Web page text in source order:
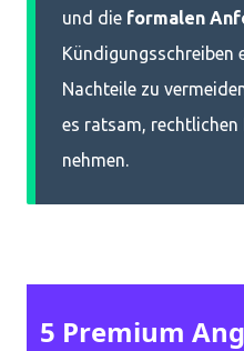
und die formalen
Kündigungsschreiben
Nachteile zu
es ratsam,
nehmen.
5 Premium